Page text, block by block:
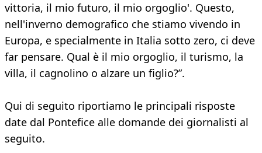
vittoria, il mio futuro, il mio orgoglio'. Questo,
nell'inverno demografico che stiamo vivendo in
Europa, e specialmente in Italia sotto zero, ci deve
far pensare. Qual è il mio orgoglio, il turismo, la
villa, il cagnolino o alzare un figlio?”.
Qui di seguito riportiamo le principali risposte
date dal Pontefice alle domande dei giornalisti al
seguito.